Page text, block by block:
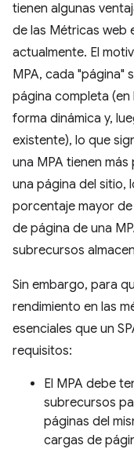
tienen algunas
de las Métricas web
actualmente. El
MPA, cada "página"
página completa
forma dinámica y,
existente), lo que
una MPA tienen
una página del sitio,
porcentaje mayor
de página de una
subrecursos
Sin embargo, para
rendimiento en las
esenciales que un
requisitos:
El MPA debe
subrecursos
páginas del
cargas de